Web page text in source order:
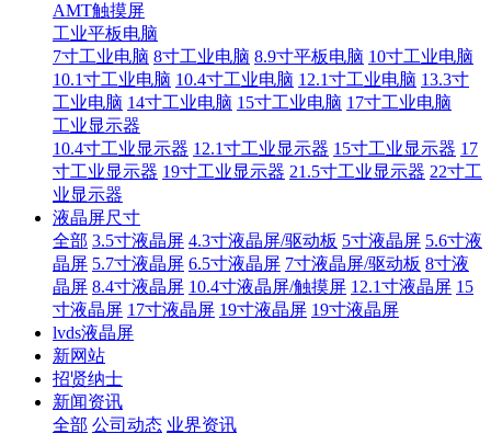
AMT触摸屏
工业平板电脑
7寸工业电脑 8寸工业电脑 8.9寸平板电脑 10寸工业电脑
10.1寸工业电脑 10.4寸工业电脑 12.1寸工业电脑 13.3寸
工业电脑 14寸工业电脑 15寸工业电脑 17寸工业电脑
工业显示器
10.4寸工业显示器 12.1寸工业显示器 15寸工业显示器 17
寸工业显示器 19寸工业显示器 21.5寸工业显示器 22寸工
业显示器
液晶屏尺寸
全部 3.5寸液晶屏 4.3寸液晶屏/驱动板 5寸液晶屏 5.6寸液
晶屏 5.7寸液晶屏 6.5寸液晶屏 7寸液晶屏/驱动板 8寸液
晶屏 8.4寸液晶屏 10.4寸液晶屏/触摸屏 12.1寸液晶屏 15
寸液晶屏 17寸液晶屏 19寸液晶屏 19寸液晶屏
lvds液晶屏
新网站
招贤纳士
新闻资讯
全部 公司动态 业界资讯